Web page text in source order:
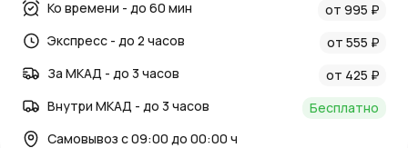
Ко времени - до 60 мин
от 995 ₽
Экспресс - до 2 часов
от 555 ₽
За МКАД - до 3 часов
от 425 ₽
Внутри МКАД - до 3 часов
Бесплатно
Самовывоз с 09:00 до 00:00 ч